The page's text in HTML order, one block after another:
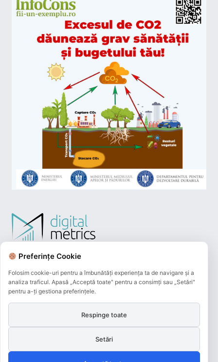
și beneficiază de 3D-Secure.
Preferințe Cookie
Folosim cookie-uri pentru a îmbunătăți experiența ta de navigare și a
analiza traficul. Apasă „Acceptă toate" pentru a consimți sau „Setări"
pentru a-ți gestiona preferințele.
Respinge toate
Setări